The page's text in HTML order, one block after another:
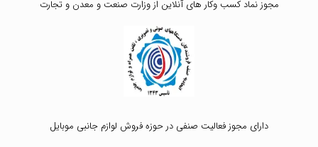
مجوز نماد کسب وکار های آنلاین از وزارت صنعت و معدن و تجارت
دارای مجوز فعالیت صنفی در حوزه فروش لوازم جانبی موبایل